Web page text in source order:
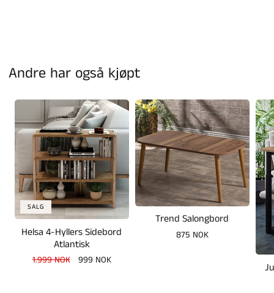
Andre har også kjøpt
SALG
Helsa 4-Hyllers Sidebord
Atlantisk
Vanlig
1.999 NOK Salgspris
999 NOK
Trend Salongbord
Vanlig
875 NOK